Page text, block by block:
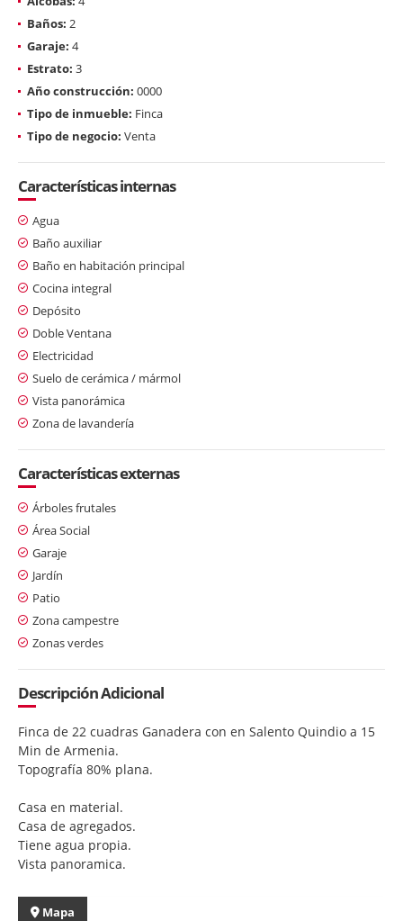
Baños: 2
Garaje: 4
Estrato: 3
Año construcción: 0000
Tipo de inmueble: Finca
Tipo de negocio: Venta
Características internas
Agua
Baño auxiliar
Baño en habitación principal
Cocina integral
Depósito
Doble Ventana
Electricidad
Suelo de cerámica / mármol
Vista panorámica
Zona de lavandería
Características externas
Árboles frutales
Área Social
Garaje
Jardín
Patio
Zona campestre
Zonas verdes
Descripción Adicional
Finca de 22 cuadras Ganadera con en Salento Quindio a 15
Min de Armenia.
Topografía 80% plana.
Casa en material.
Casa de agregados.
Tiene agua propia.
Vista panoramica.
Mapa